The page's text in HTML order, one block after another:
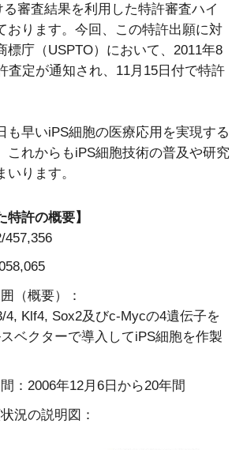
る審査結果を利用した特許審査ハイ
おります。今回、この特許出願に対
標庁（USPTO）において、2011年8
査定が通知され、11月15日付で特許
も早いiPS細胞の医療応用を実現する
これからもiPS細胞技術の普及や研究
ります。
特許の概要】
457,356
（概要）：
4, Klf4, Sox2及びc-Mycの4遺伝子を
ベクターで導入してiPS細胞を作製
：2006年12月6日から20年間
況の説明図：